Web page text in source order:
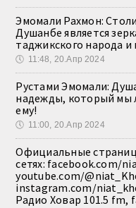
Эмомали Рахмон:
Душанбе является
таджикского народа и
🕔 11:48, 20.Апр 2024
Рустами Эмомали:
надежды, который мы
ему!
🕔 11:00, 20.Апр 2024
Официальные
сетях: facebook.com/
youtube.com/
instagram.com/
Радио Ховар 101.5